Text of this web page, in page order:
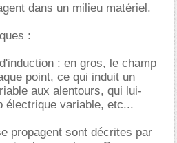
dans un milieu matériel.
:
: en gros, le champ
point, ce qui induit un
aux alentours, qui lui-
électrique variable, etc...
propagent sont décrites par